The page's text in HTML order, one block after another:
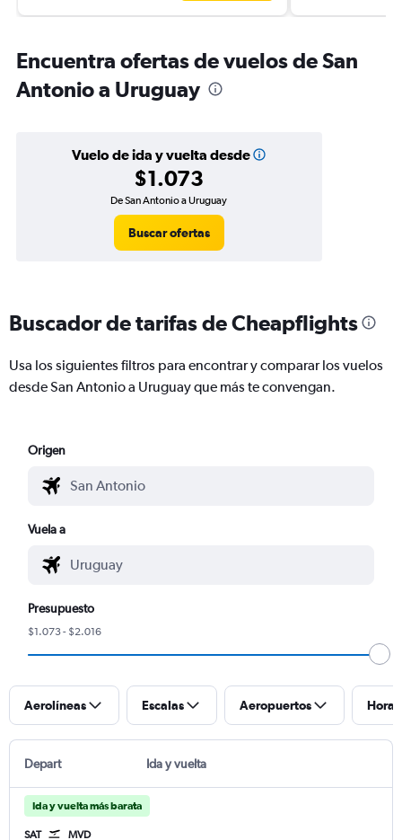
Encuentra ofertas de vuelos de San
Antonio a Uruguay
Vuelo de ida y vuelta desde
$1.073
De San Antonio a Uruguay
Buscar ofertas
Buscador de tarifas de Cheapflights
Usa los siguientes filtros para encontrar y comparar los vuelos
desde San Antonio a Uruguay que más te convengan.
Origen
Vuela a
Presupuesto
$1.073 - $2.016
Aerolíneas Escalas Aeropuertos
Depart Ida y vuelta
Ida y vuelta más barata
SAT MVD